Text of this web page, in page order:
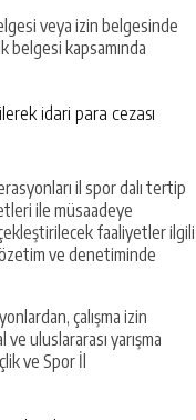
veya izin belgesinde
belgesi kapsamında
idari para cezası
il spor dalı tertip
ile müsaadeye
faaliyetler ilgili
ve denetiminde
çalışma izin
uluslararası yarışma
ve Spor İl